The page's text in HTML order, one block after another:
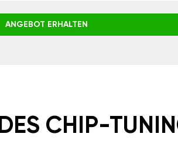
ANGEBOT ERHALTEN
CHIP-